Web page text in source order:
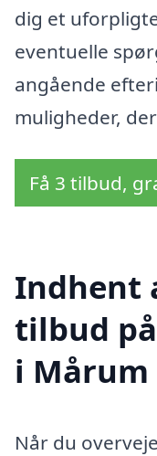
dig et
eventuelle
angående
muligheder,
Få 3 tilbud,
Indhent
tilbud
i Mårum
Når du